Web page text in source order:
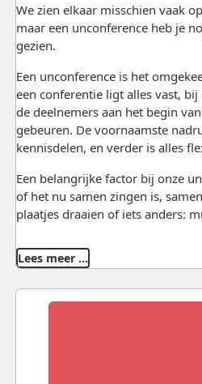
We zien elkaar misschien vaak
maar een unconference heb je
gezien.
Een unconference is het
een conferentie ligt alles vast,
de deelnemers aan het begin
gebeuren. De voornaamste
kennisdelen, en verder is alles
Een belangrijke factor bij onze
of het nu samen zingen is,
plaatjes draaien of iets anders:
Lees meer …